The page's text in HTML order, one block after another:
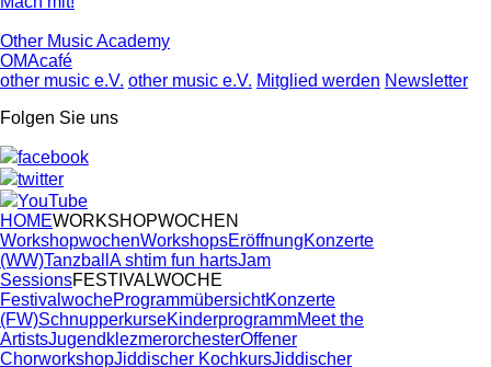
Other Music Academy
OMAcafé
other music e.V. other music e.V. Mitglied werden Newsletter
Folgen Sie uns
facebook
twitter
YouTube
HOMEWORKSHOPWOCHEN
WorkshopwochenWorkshopsEröffnungKonzerte
(WW)Tanzball A shtim fun hartsJam
SessionsFESTIVALWOCHE
FestivalwocheProgrammübersichtKonzerte
(FW)SchnupperkurseKinderprogrammMeet the
ArtistsJugendklezmerorchesterOffener
ChorworkshopJiddischer KochkursJiddischer